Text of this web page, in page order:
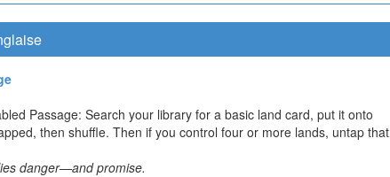
Passage: Search your library for a basic land card, put it onto
then shuffle. Then if you control four or more lands, untap that
danger—and promise.